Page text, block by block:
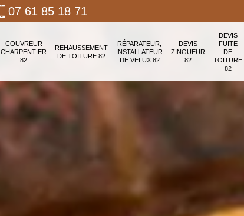
07 61 85 18 71
COUVREUR
CHARPENTIER
82
REHAUSSEMENT
DE TOITURE 82
RÉPARATEUR,
INSTALLATEUR
DE VELUX 82
DEVIS
ZINGUEUR
82
DEVIS
FUITE
DE
TOITURE
82